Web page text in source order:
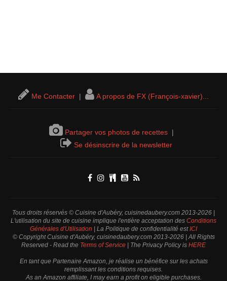
Me Contacter | A propos de FX (François-xavier)...
Partager vos photos de recettes |
Se désinscrire de la newsletter
Tous droits réservés © Cuisine d'Aubéry, cuisinedaubery.com 2013-2026 |
L'utilisation du site de cuisine implique l'entière acceptation des Conditions
Générales d'Utilisation | La Politique de confidentialité estICI
© Copyright Cuisine d'Aubéry, cuisinedaubery.com 2013-2026 | All Rights
Reserved - Read the Terms of Service | The Privacy Policy is HERE
En tant que Partenaire Amazon, je réalise un bénéfice sur les achats
remplissant les conditions requises.
As an Amazon affiliate, I may earn a profit on eligible purchases.